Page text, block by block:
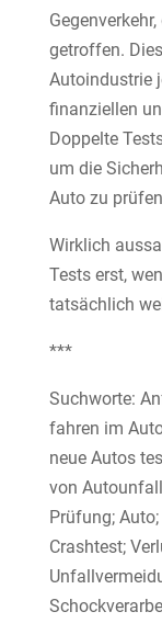
getroffen.
Autoindustrie
finanziellen
Doppelte
um die
Auto zu
Wirklich
Tests erst,
tatsächlich
***
Suchworte:
fahren im
neue Autos
von
Prüfung;
Crashtest;